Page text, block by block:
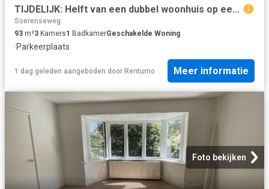
TIJDELIJK: Helft van een dubbel woonhuis op een perfecte locatie
Soerenseweg
93 m²3 Kamers1 BadkamerGeschakelde Woning
·Parkeerplaats
1 dag geleden aangeboden door Rentumo Meer informatie
Foto bekijken